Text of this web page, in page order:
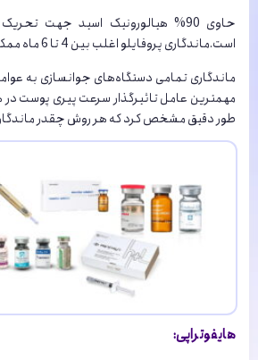
حاوی 90% هیالورونیک اسید جهت
است.ماندگاری پروفایلو اغلب بین 4 تا 6 ماه ممکن است متغیر باشد.
ماندگاری تمامی دستگاه‌های جوانسازی به
مهمترین عامل تاثیرگذار سرعت پیری پوست
طور دقیق مشخص کرد که هر روش چقدر
هایفوتراپی: